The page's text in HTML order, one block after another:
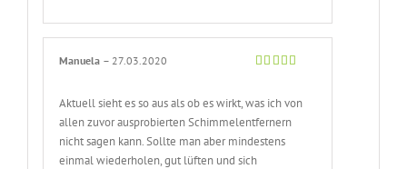
Manuela – 27.03.2020
Aktuell sieht es so aus als ob es wirkt, was ich von
allen zuvor ausprobierten Schimmelentfernern
nicht sagen kann. Sollte man aber mindestens
einmal wiederholen, gut lüften und sich